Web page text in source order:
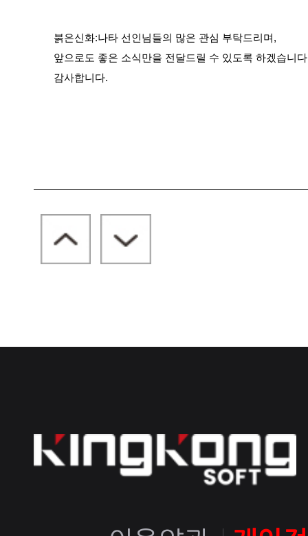
붉은신화:나타 선인님들의 많은 관심 부탁드리며,
앞으로도 좋은 소식만을 전달드릴 수 있도록 하겠습니
감사합니다.